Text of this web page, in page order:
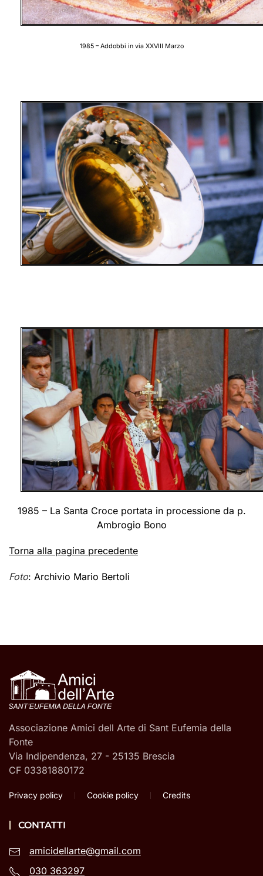
1985 – Addobbi in via XXVIII Marzo
1985 – La Santa Croce portata in processione da p.
Ambrogio Bono
Torna alla pagina precedente
Foto: Archivio Mario Bertoli
Associazione Amici dell Arte di Sant Eufemia della
Fonte
Via Indipendenza, 27 - 25135 Brescia
CF 03381880172
Privacy policy Cookie policy Credits
CONTATTI
amicidellarte@gmail.com
030 363297